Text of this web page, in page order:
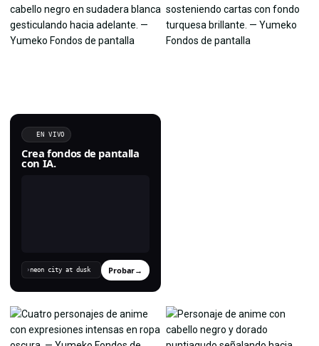
EN VIVO
Crea fondos de pantalla
con IA.
› Probar→